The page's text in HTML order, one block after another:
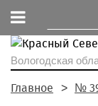
Вологодская
Главное №